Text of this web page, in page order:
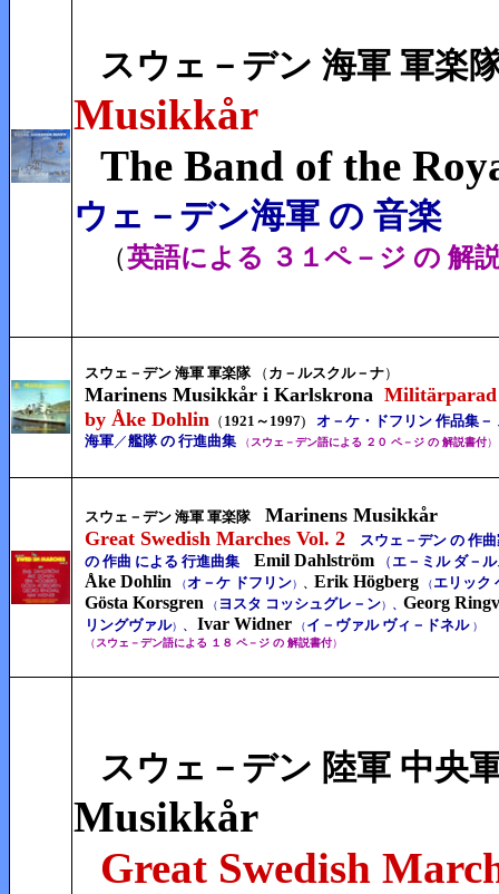
スウェ－デン 海軍 軍
Musikkår
The Band of the
ウェ－デン海軍 の 音楽
（英語による ３１ペ－ジ の 解
スウェ－デン 海軍 軍楽隊 （ カ－ルスクル－ナ）
Marinens Musikkår i Karlskrona Militärparad
by Åke Dohlin （ 1921～1997) オ－ケ・ドフリン 作品集 －
海軍／艦隊 の 行進曲集 （スウェ－デン語による ２０ ペ－ジ の 解説書付）
スウェ－デン 海軍 軍楽隊 Marinens Musikkår
Great Swedish Marches Vol. 2
スウェ－デン の 作
の 作曲 による 行進曲集 Emil Dahlström （ エ－ミル ダ－
Åke Dohlin （オ－ケ ドフリン） 、 Erik Högberg （エリック
Gösta Korsgren （ ヨスタ コッシュグレ－ン） 、 Georg
リングヴァル） 、 Ivar Widner （イ－ヴァル ヴィ－ドネル ）
（スウェ－デン語による １８ ペ－ジ の 解説書付）
スウェ－デン 陸軍 中
Musikkår
Great Swedish